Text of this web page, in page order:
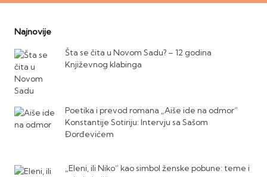
Najnovije
Šta se čita u Novom Sadu? – 12 godina
Književnog klabinga
Poetika i prevod romana „Aiše ide na odmor“
Konstantije Sotiriju: Intervju sa Sašom
Đorđevićem
„Eleni, ili Niko“ kao simbol ženske pobune: teme i